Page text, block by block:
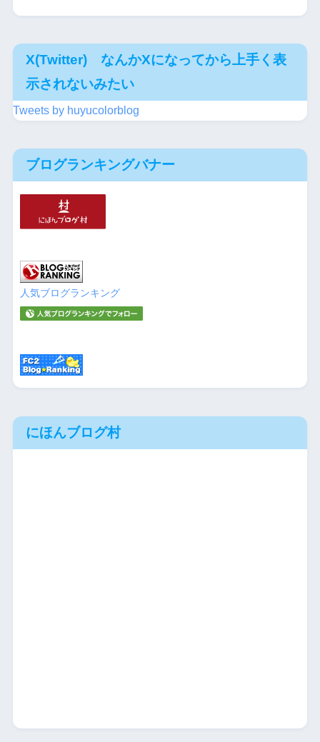
X(Twitter) なんかXになってから上手く表
示されないみたい
Tweets by huyucolorblog
ブログランキングバナー
人気ブログランキング
にほんブログ村